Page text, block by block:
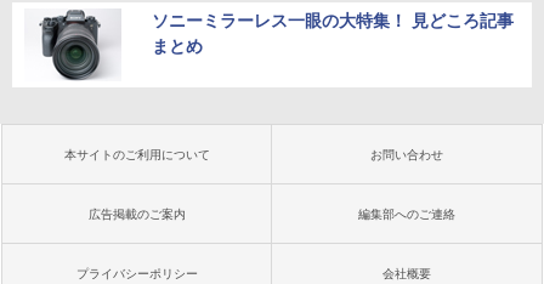
ソニーミラーレス一眼の大特集！ 見どころ記事
まとめ
本サイトのご利用について お問い合わせ
広告掲載のご案内 編集部へのご連絡
プライバシーポリシー 会社概要